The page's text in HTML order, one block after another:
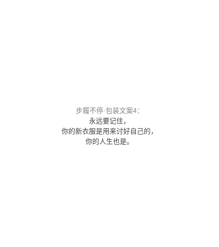
步履不停·包装文案4：
永远要记住，
你的新衣服是用来讨好自己的，
你的人生也是。